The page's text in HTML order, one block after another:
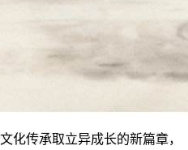
传承取立异成长的新篇章，